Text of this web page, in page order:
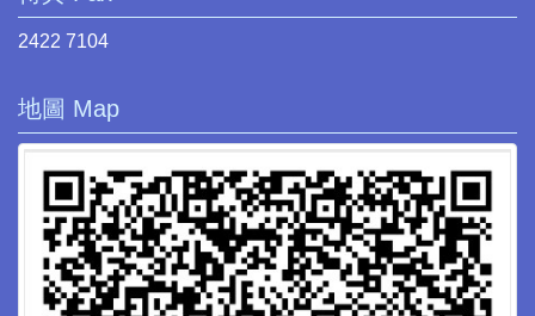
2422 7104
地圖 Map